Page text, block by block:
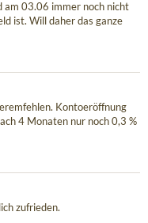
am 03.06 immer noch nicht
ist. Will daher das ganze
Kontoeröffnung
4 Monaten nur noch 0,3 %
zufrieden.